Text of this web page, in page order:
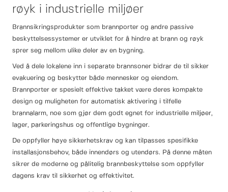
røyk i industrielle miljøer
Brannsikringsprodukter som brannporter og andre passive
beskyttelsessystemer er utviklet for å hindre at brann og røyk
sprer seg mellom ulike deler av en bygning.
Ved å dele lokalene inn i separate brannsoner bidrar de til sikker
evakuering og beskytter både mennesker og eiendom.
Brannporter er spesielt effektive takket være deres kompakte
design og muligheten for automatisk aktivering i tilfelle
brannalarm, noe som gjør dem godt egnet for industrielle miljøer,
lager, parkeringshus og offentlige bygninger.
De oppfyller høye sikkerhetskrav og kan tilpasses spesifikke
installasjonsbehov, både innendørs og utendørs. På denne måten
sikrer de moderne og pålitelig brannbeskyttelse som oppfyller
dagens krav til sikkerhet og effektivitet.